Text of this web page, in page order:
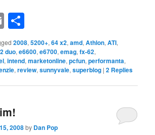
Email
2008,5200+,64 x2,amd,Athlon,ATI,
duo,e6600,e6700,emag,fx-62,
,intend,marketonline,pcfun,performanta,
,review,sunnyvale,superblog |2 Replies
2008by Dan Pop